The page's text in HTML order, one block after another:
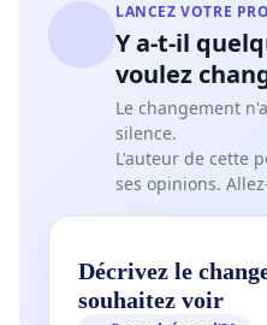
LANCEZ VOTRE
Y a-t-il
voulez
Le changement
silence.
L'auteur de cette
ses opinions.
Décrivez le
souhaitez voir